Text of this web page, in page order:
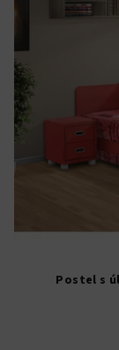
Postel s